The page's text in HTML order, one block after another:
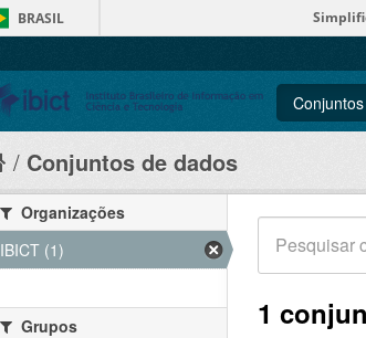
BRASIL
Conjuntos de dados
1
Organizações
IBICT (1)
Grupos